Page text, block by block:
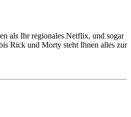
als Ihr regionales Netflix, und sogar
Rick und Morty steht Ihnen alles zur